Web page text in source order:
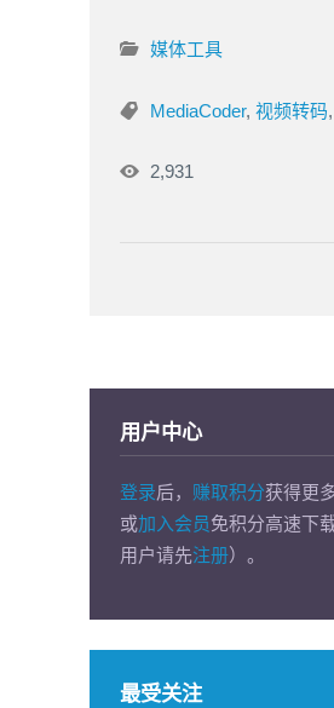
媒体工具
MediaCoder, 视频转码,
2,931
用户中心
登录后， 赚取积分获得更
或加入会员免积分高速下
用户请先注册）。
最受关注